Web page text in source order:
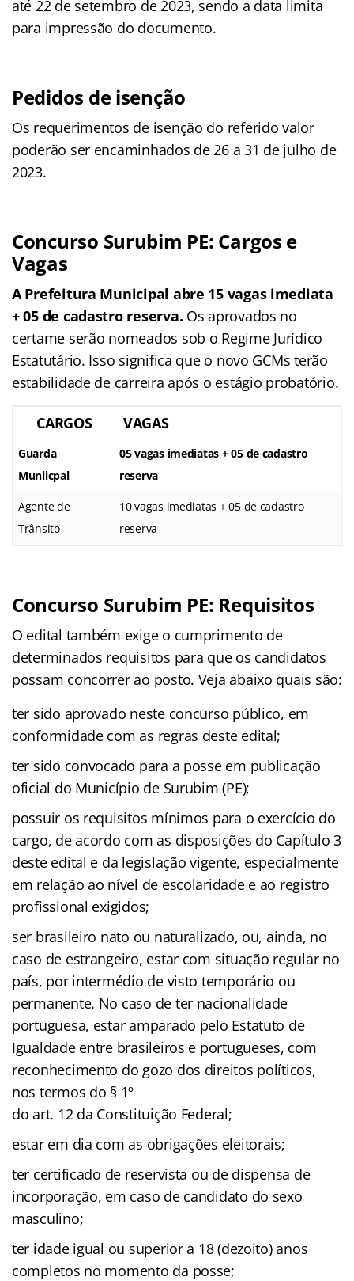
até 22 de setembro de 2023, sendo a data limita
para impressão do documento.
Pedidos de isenção
Os requerimentos de isenção do referido valor
poderão ser encaminhados de 26 a 31 de julho de
2023.
Concurso Surubim PE: Cargos e
Vagas
A Prefeitura Municipal abre 15 vagas imediata
+ 05 de cadastro reserva. Os aprovados no
certame serão nomeados sob o Regime Jurídico
Estatutário. Isso significa que o novo GCMs terão
estabilidade de carreira após o estágio probatório.
CARGOS VAGAS
Guarda
Muniicpal
05 vagas imediatas + 05 de cadastro
reserva
Agente de
Trânsito
10 vagas imediatas + 05 de cadastro
reserva
Concurso Surubim PE: Requisitos
O edital também exige o cumprimento de
determinados requisitos para que os candidatos
possam concorrer ao posto. Veja abaixo quais são:
ter sido aprovado neste concurso público, em
conformidade com as regras deste edital;
ter sido convocado para a posse em publicação
oficial do Município de Surubim (PE);
possuir os requisitos mínimos para o exercício do
cargo, de acordo com as disposições do Capítulo 3
deste edital e da legislação vigente, especialmente
em relação ao nível de escolaridade e ao registro
profissional exigidos;
ser brasileiro nato ou naturalizado, ou, ainda, no
caso de estrangeiro, estar com situação regular no
país, por intermédio de visto temporário ou
permanente. No caso de ter nacionalidade
portuguesa, estar amparado pelo Estatuto de
Igualdade entre brasileiros e portugueses, com
reconhecimento do gozo dos direitos políticos,
nos termos do § 1º
do art. 12 da Constituição Federal;
estar em dia com as obrigações eleitorais;
ter certificado de reservista ou de dispensa de
incorporação, em caso de candidato do sexo
masculino;
ter idade igual ou superior a 18 (dezoito) anos
completos no momento da posse;